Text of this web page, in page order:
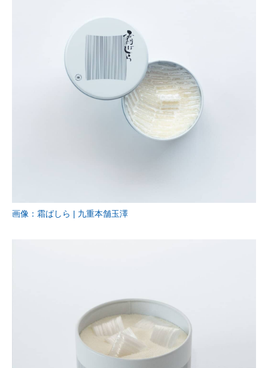
画像：霜ばしら | 九重本舗玉澤